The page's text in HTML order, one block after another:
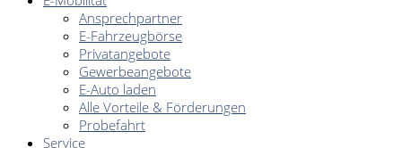
Ansprechpartner
E-Fahrzeugbörse
Privatangebote
Gewerbeangebote
E-Auto laden
Alle Vorteile & Förderungen
Probefahrt
Service